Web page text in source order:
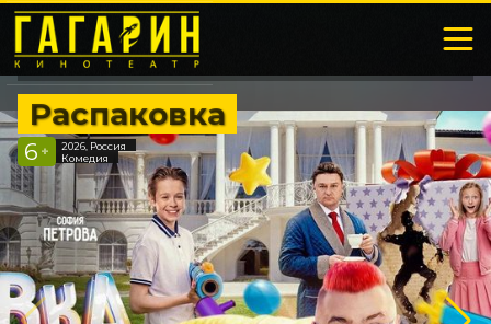
Распаковка
6 +
2026, Россия
Комедия